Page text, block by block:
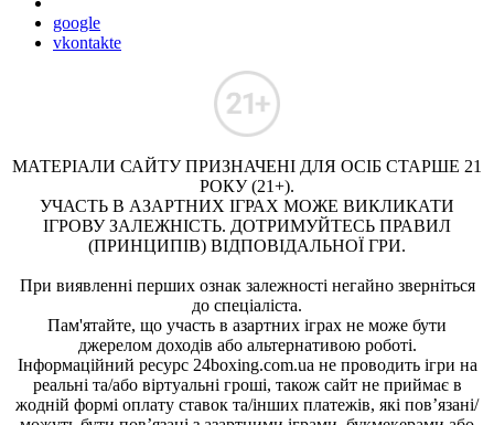
google
vkontakte
МАТЕРІАЛИ САЙТУ ПРИЗНАЧЕНІ ДЛЯ ОСІБ СТАРШЕ 21
РОКУ (21+).
УЧАСТЬ В АЗАРТНИХ ІГРАХ МОЖЕ ВИКЛИКАТИ
ІГРОВУ ЗАЛЕЖНІСТЬ. ДОТРИМУЙТЕСЬ ПРАВИЛ
(ПРИНЦИПІВ) ВІДПОВІДАЛЬНОЇ ГРИ.
При виявленні перших ознак залежності негайно зверніться
до спеціаліста.
Пам'ятайте, що участь в азартних іграх не може бути
джерелом доходів або альтернативою роботі.
Інформаційний ресурс 24boxing.com.ua не проводить ігри на
реальні та/або віртуальні гроші, також сайт не приймає в
жодній формі оплату ставок та/інших платежів, які пов’язані/